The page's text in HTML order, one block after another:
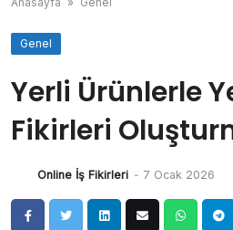
Genel
Yerli Ürünlerle
Fikirleri
Online İş Fikirleri - 7 Ocak 2026